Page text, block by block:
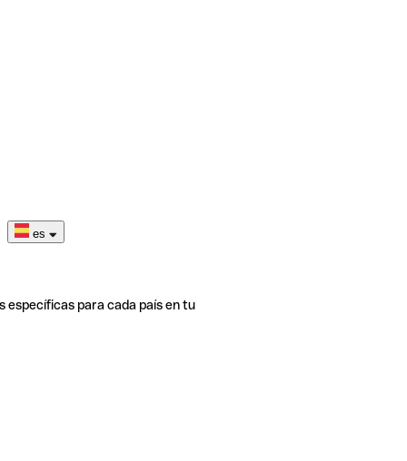
es
específicas para cada país en tu